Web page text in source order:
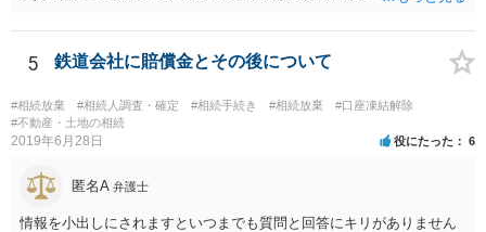
したら、早急に家裁に行って相続放棄の申述をしたい旨告げて必要な
書類を提出されることをおすすめいたします。 なお、お父様の債務が
にあたっては、法テラスの無料相談等を利用して弁護士に相談するこ
とも十分考えられるかと存じます。また、ご記載いただいた事実関係
を拝見するかぎり、再婚相手のかたは既に相続放棄をされている可能
5 鉄道会社に賠償金とその後について
#相続放棄 #相続人調査・確定 #相続手続き #相続放棄
#口座凍結解除
#不動産・土地の相続
2019年6月28日 役にたった 6
匿名A 弁護士
情報を小出しにされますといつまでも質問と回答にキリがありません